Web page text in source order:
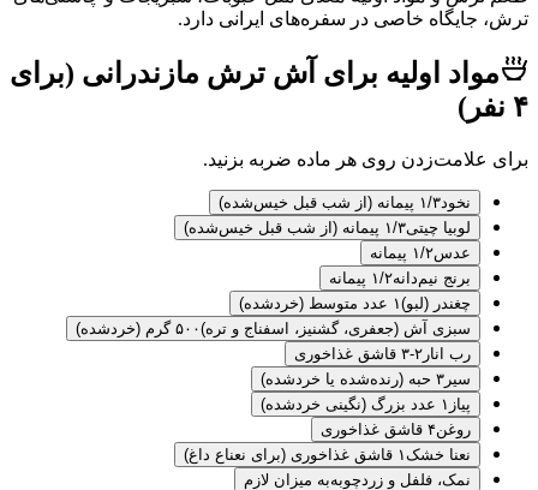
خاصی در سفره‌های ایرانی دارد.
اولیه برای آش ترش مازندرانی (برای
روی هر ماده ضربه بزنید.
نخود۱/۳ پیمانه (از شب قبل خیس‌شده)
لوبیا چیتی۱/۳ پیمانه (از شب قبل خیس‌شده)
عدس
برنج نیم‌دانه۱/۲ پیمانه
چغندر (لبو)۱ عدد متوسط (خردشده)
سبزی آش (جعفری، گشنیز، اسفناج و تره)۵۰۰ گرم (خردشده)
رب انار
۳ حبه (رنده‌شده یا خردشده)
۱ عدد بزرگ (نگینی خردشده)
روغن
نعنا خشک۱ قاشق غذاخوری (برای نعناع داغ)
نمک، فلفل و زردچوبه به میزان لازم